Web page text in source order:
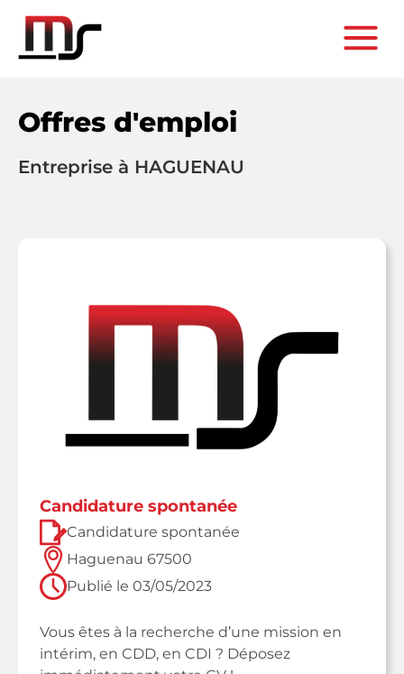
Offres d'emploi
Entreprise à HAGUENAU
candidature spontanée
Candidature spontanée
Haguenau 67500
Publié le 03/05/2023
Vous êtes à la recherche d’une mission en
intérim, en CDD, en CDI ? Déposez